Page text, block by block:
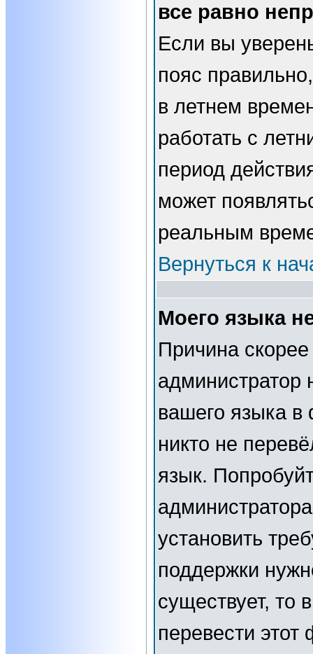
все равно
Если вы
пояс
в летнем
работать с
период
может
реальным
Вернуться к
Моего языка
Причина скорее
администратор
вашего языка
никто не
язык.
установить
поддержки
существует, то
перевести